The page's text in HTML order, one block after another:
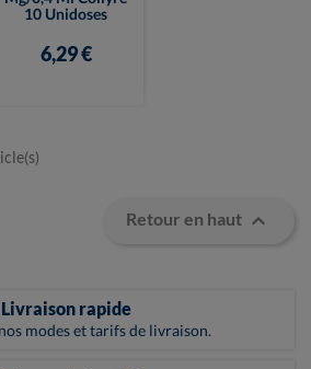
10 Unidoses
6,29 €
Retour en haut 
Livraison rapide
modes et tarifs de livraison.